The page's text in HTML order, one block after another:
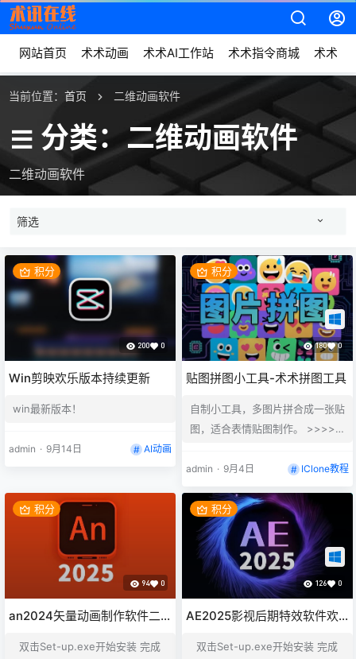
网站首页 术术动画 术术AI工作站 术术指令商城 术术动
当前位置： 首页 二维动画软件
分类：二维动画软件
二维动画软件
筛选
积分
200 0
Win剪映欢乐版本持续更新
win最新版本！
admin · 9月14日 AI动画
积分
180 0
贴图拼图小工具-术术拼图工具
自制小工具，多图片拼合成一张贴
图，适合表情贴图制作。 >>>>>
admin · 9月4日 IClone教程
积分
94 0
an2024矢量动画制作软件二
双击Set-up.exe开始安装 完成
积分
126 0
AE2025影视后期特效软件欢
双击Set-up.exe开始安装 完成